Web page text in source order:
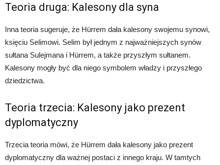
Teoria druga: Kalesony dla syna
Inna teoria sugeruje, że Hürrem dała kalesony swojemu synowi,
księciu Selimowi. Selim był jednym z najważniejszych synów
sułtana Sulejmana i Hürrem, a także przyszłym sułtanem.
Kalesony mogły być dla niego symbolem władzy i przyszłego
dziedzictwa.
Teoria trzecia: Kalesony jako prezent
dyplomatyczny
Trzecia teoria mówi, że Hürrem dała kalesony jako prezent
dyplomatyczny dla ważnej postaci z innego kraju. W tamtych